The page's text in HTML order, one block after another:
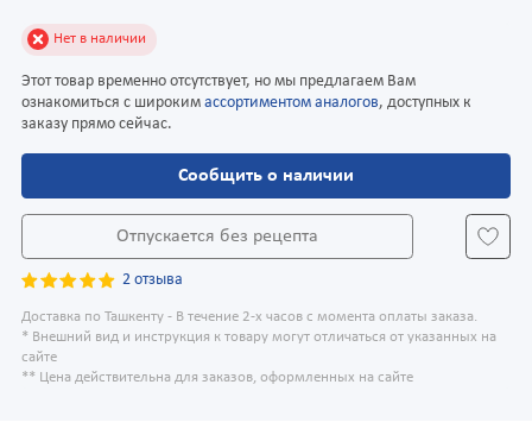
Нет в наличии
Этот товар временно отсутствует, но мы предлагаем Вам
ознакомиться с широким ассортиментом аналогов, доступных к
заказу прямо сейчас.
Сообщить о наличии
Отпускается без рецепта
2 отзыва
Доставка по Ташкенту - В течение 2-х часов с момента оплаты заказа.
* Внешний вид и инструкция к товару могут отличаться от указанных на
сайте
** Цена действительна для заказов, оформленных на сайте